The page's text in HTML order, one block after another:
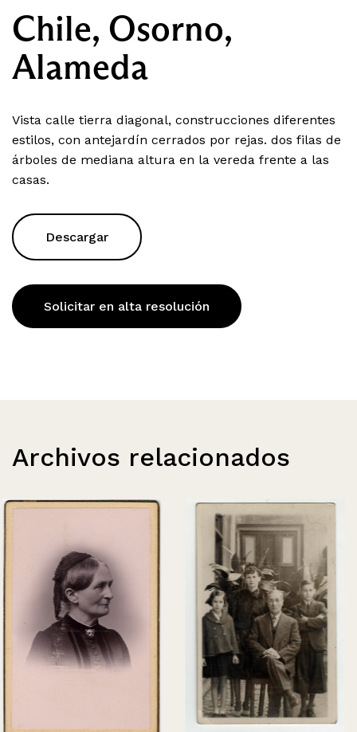
Chile, Osorno,
Alameda
Vista calle tierra diagonal, construcciones diferentes
estilos, con antejardín cerrados por rejas. dos filas de
árboles de mediana altura en la vereda frente a las
casas.
Descargar
Solicitar en alta resolución
Archivos relacionados